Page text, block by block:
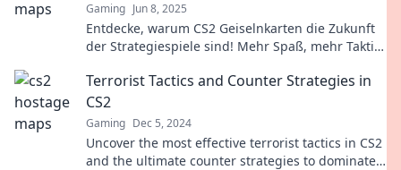
Gaming Jun 8, 2025
Entdecke, warum CS2 Geiselnkarten die Zukunft
der Strategiespiele sind! Mehr Spaß, mehr Taktik
Terrorist Tactics and Counter Strategies in
CS2
Gaming Dec 5, 2024
Uncover the most effective terrorist tactics in CS2
and the ultimate counter strategies to dominate